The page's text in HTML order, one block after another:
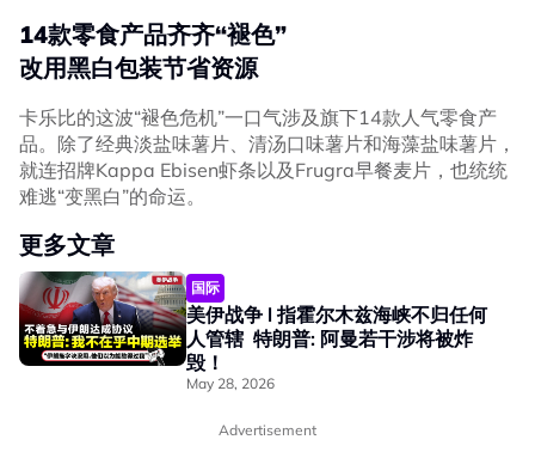
14款零食产品齐齐“褪色”
改用黑白包装节省资源
卡乐比的这波“褪色危机”一口气涉及旗下14款人气零食产
品。除了经典淡盐味薯片、清汤口味薯片和海藻盐味薯片，
就连招牌Kappa Ebisen虾条以及Frugra早餐麦片，也统统
难逃“变黑白”的命运。
更多文章
国际
美伊战争 l 指霍尔木兹海峡不归任何
人管辖 特朗普: 阿曼若干涉将被炸
毁！
May 28, 2026
Advertisement